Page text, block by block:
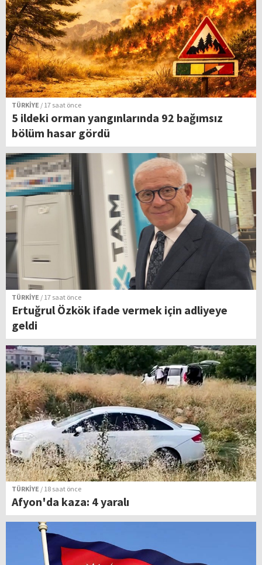
TÜRKİYE / 17 saat önce
5 ildeki orman yangınlarında 92 bağımsız
bölüm hasar gördü
TÜRKİYE / 17 saat önce
Ertuğrul Özkök ifade vermek için adliyeye
geldi
TÜRKİYE / 18 saat önce
Afyon'da kaza: 4 yaralı